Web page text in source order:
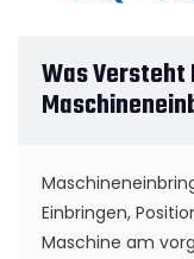
Was Versteht
Einbringen,
Maschine am